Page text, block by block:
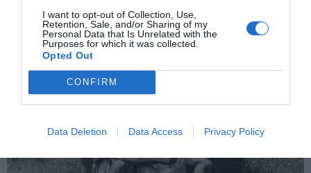
I want to opt-out of Collection, Use,
Retention, Sale, and/or Sharing of my
Personal Data that Is Unrelated with the
Purposes for which it was collected.
Opted Out
CONFIRM
Data Deletion Data Access Privacy Policy
El cineasta argentino lleva más de una década llevando a su
terreno las comedias menos conocidas del dramaturgo inglés.
PHILIPP ENGEL BARCELONA 27/05/2021